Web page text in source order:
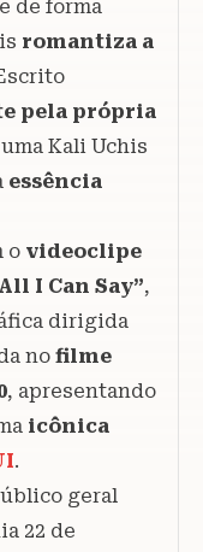
de forma
romantiza a
pela própria
Kali Uchis
essência
o videoclipe
I Can Say”,
dirigida
no filme
, apresentando
icônica
.
geral
22 de